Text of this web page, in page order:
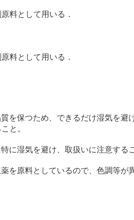
料として用いる．
料として用いる．
保つため、できるだけ湿気を避
と。
湿気を避け、取扱いに注意するこ
原料としているので、色調等が